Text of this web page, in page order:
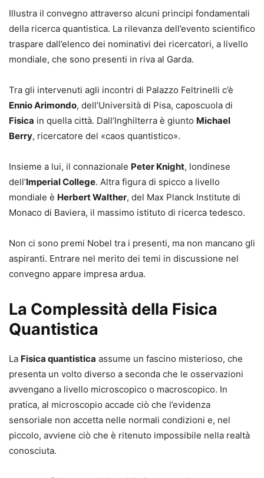
Illustra il convegno attraverso alcuni principi fondamentali
della ricerca quantistica. La rilevanza dell’evento scientifico
traspare dall’elenco dei nominativi dei ricercatori, a livello
mondiale, che sono presenti in riva al Garda.
Tra gli intervenuti agli incontri di Palazzo Feltrinelli c’è
Ennio Arimondo, dell’Università di Pisa, caposcuola di
Fisica in quella città. Dall’Inghilterra è giunto Michael
Berry, ricercatore del «caos quantistico».
Insieme a lui, il connazionale Peter Knight, londinese
dell’Imperial College. Altra figura di spicco a livello
mondiale è Herbert Walther, del Max Planck Institute di
Monaco di Baviera, il massimo istituto di ricerca tedesco.
Non ci sono premi Nobel tra i presenti, ma non mancano gli
aspiranti. Entrare nel merito dei temi in discussione nel
convegno appare impresa ardua.
La Complessità della Fisica
Quantistica
La Fisica quantistica assume un fascino misterioso, che
presenta un volto diverso a seconda che le osservazioni
avvengano a livello microscopico o macroscopico. In
pratica, al microscopio accade ciò che l’evidenza
sensoriale non accetta nelle normali condizioni e, nel
piccolo, avviene ciò che è ritenuto impossibile nella realtà
conosciuta.